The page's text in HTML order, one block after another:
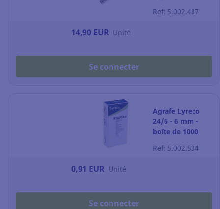
Ref: 5.002.487
14,90 EUR Unité
Se connecter
Agrafe Lyreco
24/6 - 6 mm -
boîte de 1000
Ref: 5.002.534
0,91 EUR Unité
Se connecter